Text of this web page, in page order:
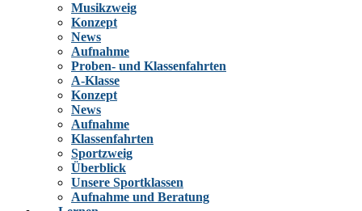
Musikzweig
Konzept
News
Aufnahme
Proben- und Klassenfahrten
A-Klasse
Konzept
News
Aufnahme
Klassenfahrten
Sportzweig
Überblick
Unsere Sportklassen
Aufnahme und Beratung